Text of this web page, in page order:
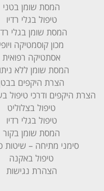
המסת שומן בטני
טיפול בגלי רדיו
המסת שומן בגלי
מכון קוסמטיקה ויופי
אסתטיקה רפואית
המסת שומן ללא
הצרת היקפים
הצרת היקפים ודרכי טיפול
טיפול בצלוליט
טיפול בגלי רדיו
המסת שומן בקור
סימני מתיחה – שיטות
טיפול באקנה
הצהרת נגישות